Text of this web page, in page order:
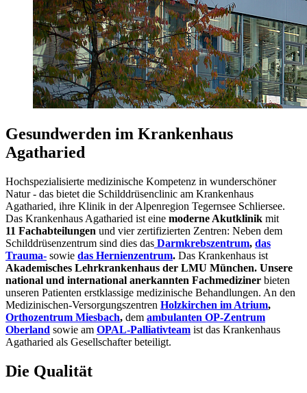
Gesundwerden im Krankenhaus
Agatharied
Hochspezialisierte medizinische Kompetenz in wunderschöner
Natur - das bietet die Schilddrüsenclinic am Krankenhaus
Agatharied, ihre Klinik in der Alpenregion Tegernsee Schliersee.
Das Krankenhaus Agatharied ist eine moderne Akutklinik mit
11 Fachabteilungen und vier zertifizierten Zentren: Neben dem
Schilddrüsenzentrum sind dies das Darmkrebszentrum, das
Trauma- sowie das Hernienzentrum. Das Krankenhaus ist
Akademisches Lehrkrankenhaus der LMU München. Unsere
national und international anerkannten Fachmediziner bieten
unseren Patienten erstklassige medizinische Behandlungen. An den
Medizinischen-Versorgungszentren Holzkirchen im Atrium,
Orthozentrum Miesbach, dem ambulanten OP-Zentrum
Oberland sowie am OPAL-Palliativteam ist das Krankenhaus
Agatharied als Gesellschafter beteiligt.
Die Qualität